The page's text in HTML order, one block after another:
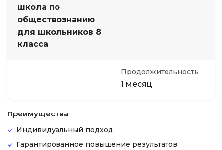
школа по
обществознанию
для школьников 8
класса
Продолжительность
1 месяц
Преимущества
Индивидуальный подход
Гарантированное повышение результатов